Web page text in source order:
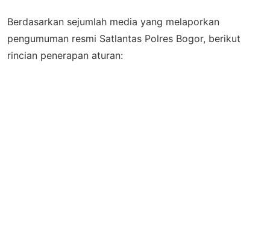
Berdasarkan sejumlah media yang melaporkan
pengumuman resmi Satlantas Polres Bogor, berikut
rincian penerapan aturan: